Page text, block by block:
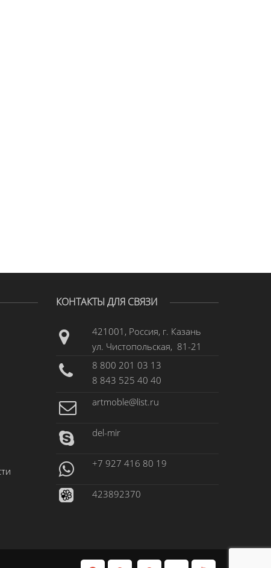
КОНТАКТЫ ДЛЯ СВЯЗИ
421001, Россия, г. Казань
ул. Чистопольская, 81-21
8 800 201 03 13
8 843 525 40 40
artmoble@list.ru
del-mir
+7 927 416 80 19
423892370